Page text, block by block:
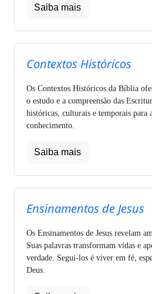
Saiba mais
Contextos Históricos
Os Contextos Históricos da Bíblia
o estudo e a compreensão das
históricas, culturais e temporais para
conhecimento.
Saiba mais
Ensinamentos de Jesus
Os Ensinamentos de Jesus revelam
Suas palavras transformam vidas e
verdade. Segui-los é viver em fé,
Deus.